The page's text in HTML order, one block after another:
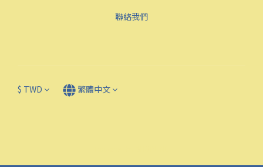
聯絡我們
$ TWD 繁體中文